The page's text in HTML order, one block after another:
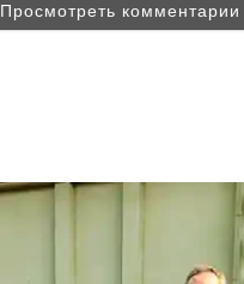
Просмотреть комментарии